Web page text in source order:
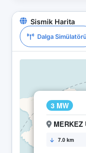
Sismik Harita
Dalga Simülatörü
3 MW
MERKEZ
7.0 km